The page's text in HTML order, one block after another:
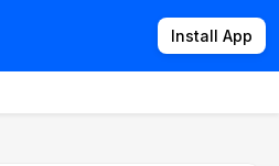
Install App